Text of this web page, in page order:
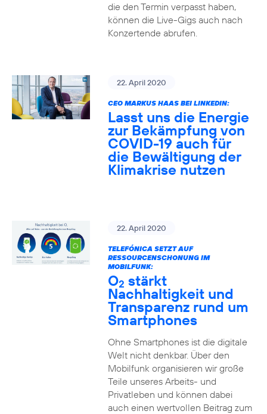
die den Termin verpasst haben,
können die Live-Gigs auch nach
Konzertende abrufen.
22. April 2020
CEO MARKUS HAAS BEI LINKEDIN:
Lasst uns die Energie
zur Bekämpfung von
COVID-19 auch für
die Bewältigung der
Klimakrise nutzen
22. April 2020
TELEFÓNICA SETZT AUF
RESSOURCENSCHONUNG IM
MOBILFUNK:
O2 stärkt
Nachhaltigkeit und
Transparenz rund um
Smartphones
Ohne Smartphones ist die digitale
Welt nicht denkbar. Über den
Mobilfunk organisieren wir große
Teile unseres Arbeits- und
Privatleben und können dabei
auch einen wertvollen Beitrag zum